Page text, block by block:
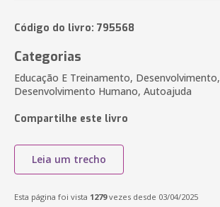
Código do livro: 795568
Categorias
Educação E Treinamento, Desenvolvimento,
Desenvolvimento Humano, Autoajuda
Compartilhe este livro
Leia um trecho
Esta página foi vista 1279vezes desde 03/04/2025